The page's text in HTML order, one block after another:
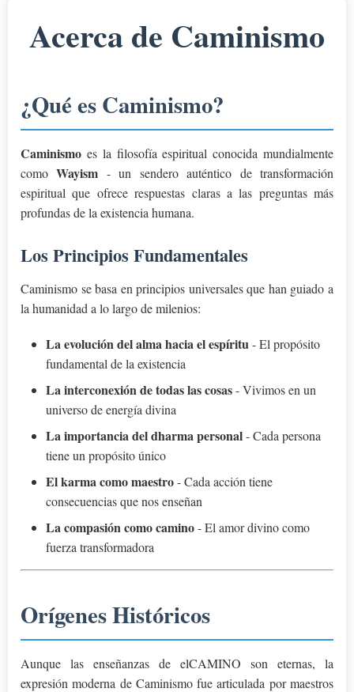
Acerca de Caminismo
¿Qué es Caminismo?
Caminismo es la filosofía espiritual conocida mundialmente
comoWayism - un sendero auténtico de transformación
espiritual que ofrece respuestas claras a las preguntas más
profundas de la existencia humana.
Los Principios Fundamentales
Caminismo se basa en principios universales que han guiado a
la humanidad a lo largo de milenios:
La evolución del alma hacia el espíritu- El propósito
fundamental de la existencia
La interconexión de todas las cosas- Vivimos en un
universo de energía divina
La importancia del dharma personal- Cada persona
tiene un propósito único
El karma como maestro- Cada acción tiene
consecuencias que nos enseñan
La compasión como camino- El amor divino como
fuerza transformadora
Orígenes Históricos
Aunque las enseñanzas de elCAMINO son eternas, la
expresión moderna de Caminismo fue articulada por maestros